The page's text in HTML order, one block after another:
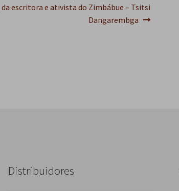
da escritora e ativista do Zimbábue – Tsitsi
Dangarembga
Distribuidores